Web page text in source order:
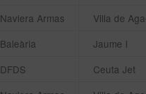
Naviera Armas Villa de
Baleària Jaume I
DFDS Ceuta Jet